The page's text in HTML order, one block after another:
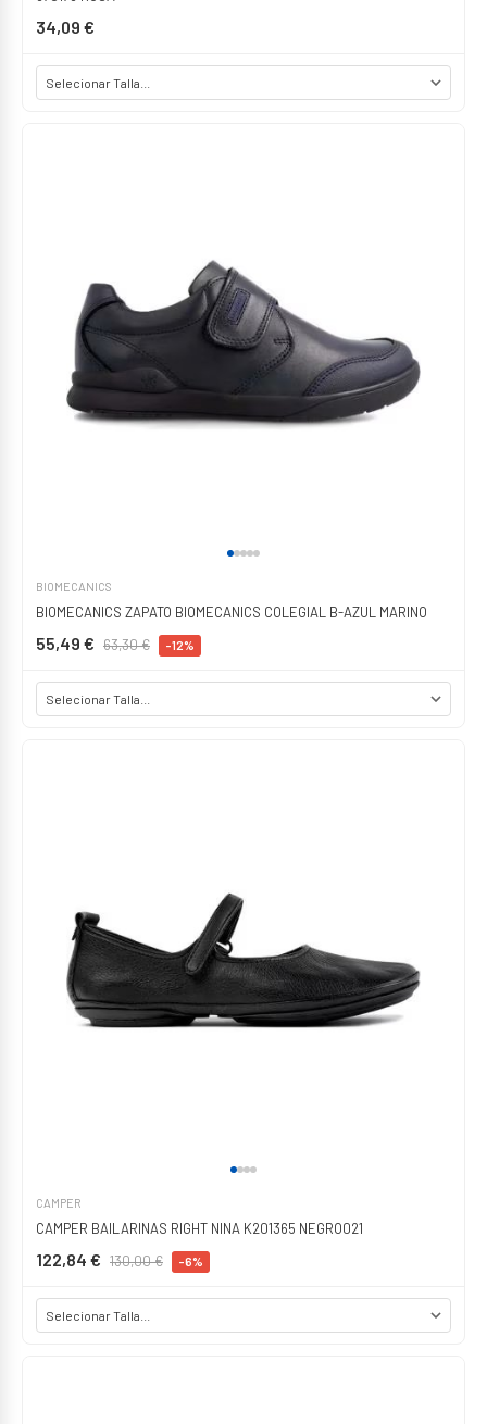
34,09 €
BIOMECANICS
BIOMECANICS ZAPATO BIOMECANICS COLEGIAL B-AZUL MARINO
55,49 € 63,30 € -12%
CAMPER
CAMPER BAILARINAS RIGHT NINA K201365 NEGRO021
122,84 € 130,00 € -6%